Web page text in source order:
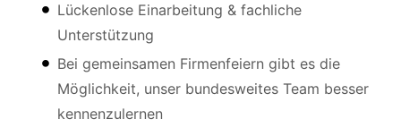
Lückenlose Einarbeitung & fachliche
Unterstützung
Bei gemeinsamen Firmenfeiern gibt es die
Möglichkeit, unser bundesweites Team besser
kennenzulernen